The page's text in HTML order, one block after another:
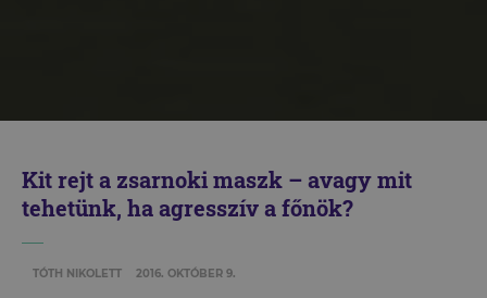
Kit rejt a zsarnoki maszk – avagy mit
tehetünk, ha agresszív a főnök?
TÓTH NIKOLETT 2016. OKTÓBER 9.